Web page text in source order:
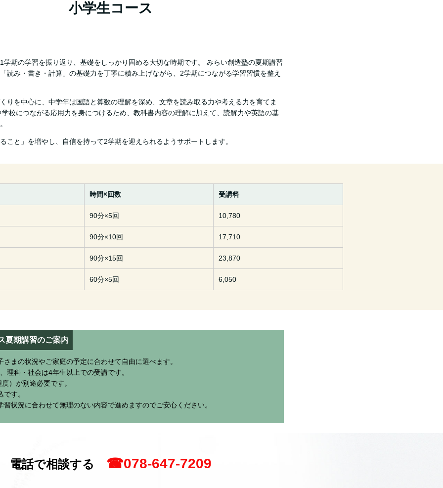
小学生コース
学期の学習を振り返り、基礎をしっかり固める大切な時期です。 みらい創造塾の夏期講習
読み・書き・計算」の基礎力を丁寧に積み上げながら、2学期につながる学習習慣を整え
りを中心に、中学年は国語と算数の理解を深め、文章を読み取る力や考える力を育てま
校につながる応用力を身につけるため、教科書内容の理解に加えて、読解力や英語の基
こと」を増やし、自信を持って2学期を迎えられるようサポートします。
時間×回数 受講料
90分×5回 10,780
90分×10回 17,710
90分×15回 23,870
60分×5回 6,050
夏期講習のご案内
さまの状況やご家庭の予定に合わせて自由に選べます。
理科・社会は4年生以上での受講です。
）が別途必要です。
す。
習状況に合わせて無理のない内容で進めますのでご安心ください。
電話で相談する ☎078-647-7209